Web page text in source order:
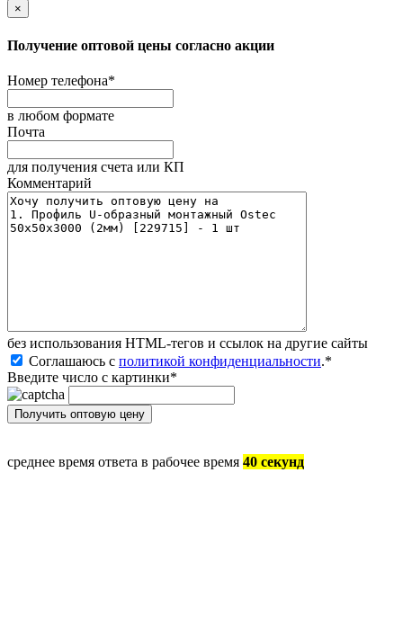
×
Получение оптовой цены согласно акции
Номер телефона*
в любом формате
Почта
для получения счета или КП
Комментарий
без иcпользования HTML-тегов и ссылок на другие сайты
Соглашаюсь с политикой конфиденциальности.*
Введите число с картинки*
среднее время ответа в рабочее время 40 секунд